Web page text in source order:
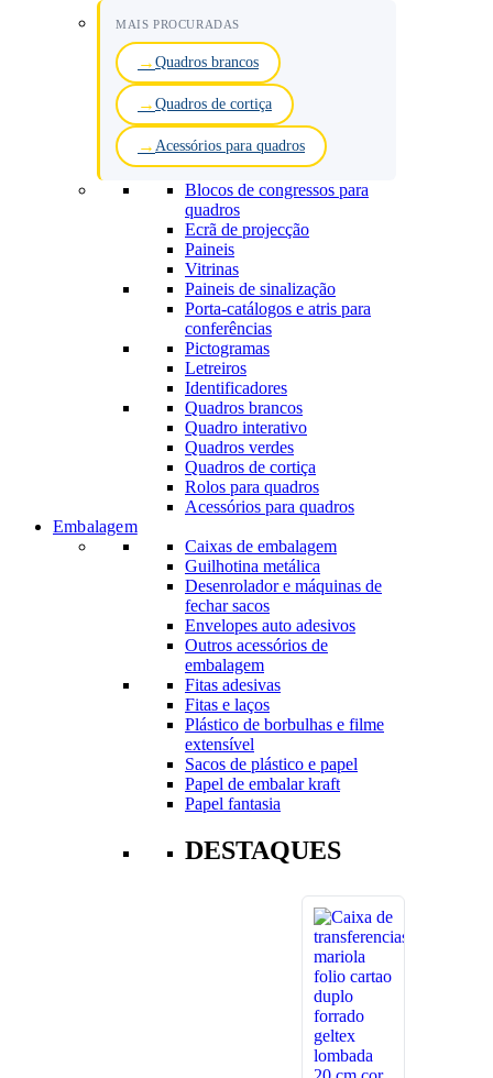
MAIS PROCURADAS
Quadros brancos
Quadros de cortiça
Acessórios para quadros
Blocos de congressos para
quadros
Ecrã de projecção
Paineis
Vitrinas
Paineis de sinalização
Porta-catálogos e atris para
conferências
Pictogramas
Letreiros
Identificadores
Quadros brancos
Quadro interativo
Quadros verdes
Quadros de cortiça
Rolos para quadros
Acessórios para quadros
Embalagem
Caixas de embalagem
Guilhotina metálica
Desenrolador e máquinas de
fechar sacos
Envelopes auto adesivos
Outros acessórios de
embalagem
Fitas adesivas
Fitas e laços
Plástico de borbulhas e filme
extensível
Sacos de plástico e papel
Papel de embalar kraft
Papel fantasia
DESTAQUES